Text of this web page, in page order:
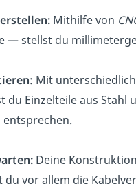
Mithilfe von
— stellst du
: Mit
du Einzelteile aus Stahl
Deine
vor allem die